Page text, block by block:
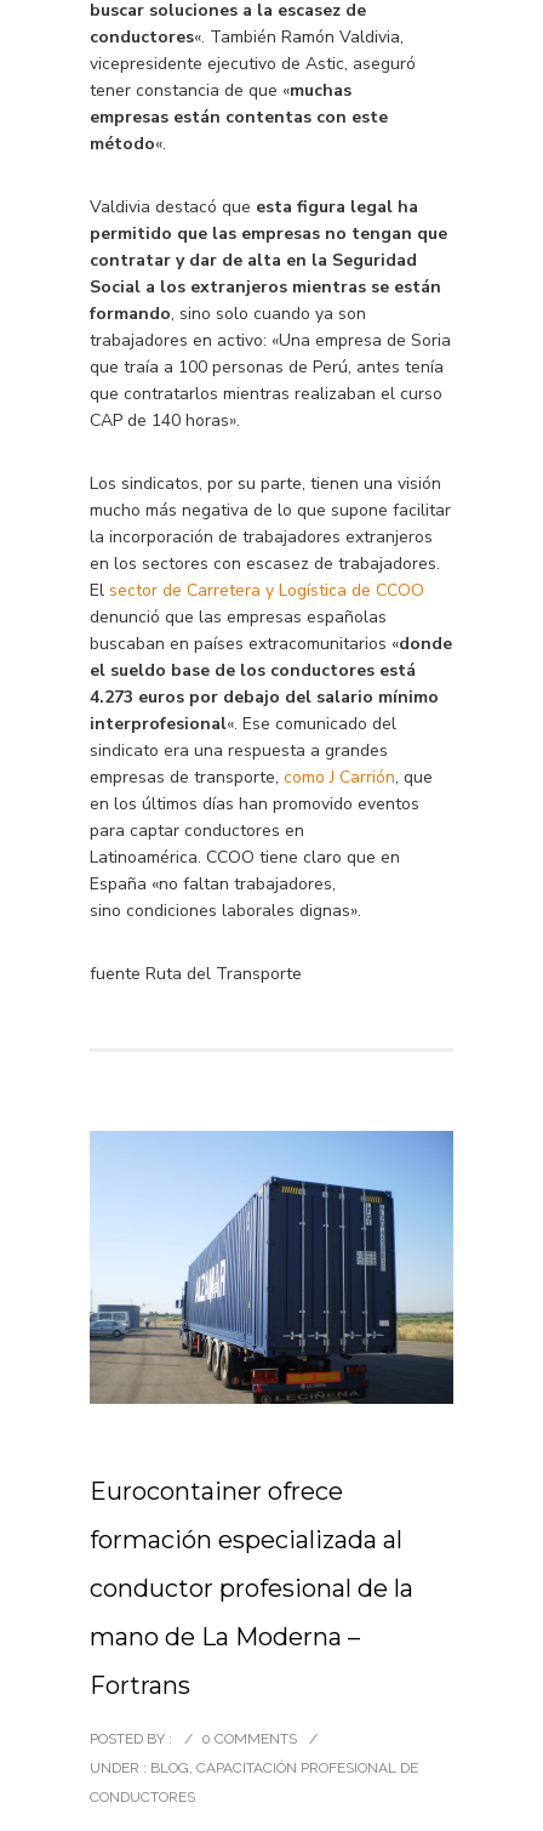
buscar soluciones a la escasez de
conductores«. También Ramón Valdivia,
vicepresidente ejecutivo de Astic, aseguró
tener constancia de que «muchas
empresas están contentas con este
método«.
Valdivia destacó que esta figura legal ha
permitido que las empresas no tengan que
contratar y dar de alta en la Seguridad
Social a los extranjeros mientras se están
formando, sino solo cuando ya son
trabajadores en activo: «Una empresa de Soria
que traía a 100 personas de Perú, antes tenía
que contratarlos mientras realizaban el curso
CAP de 140 horas».
Los sindicatos, por su parte, tienen una visión
mucho más negativa de lo que supone facilitar
la incorporación de trabajadores extranjeros
en los sectores con escasez de trabajadores.
El sector de Carretera y Logística de CCOO
denunció que las empresas españolas
buscaban en países extracomunitarios «donde
el sueldo base de los conductores está
4.273 euros por debajo del salario mínimo
interprofesional«. Ese comunicado del
sindicato era una respuesta a grandes
empresas de transporte, como J Carrión, que
en los últimos días han promovido eventos
para captar conductores en
Latinoamérica. CCOO tiene claro que en
España «no faltan trabajadores,
sino condiciones laborales dignas».
fuente Ruta del Transporte
Eurocontainer ofrece
formación especializada al
conductor profesional de la
mano de La Moderna –
Fortrans
POSTED BY : / 0 COMMENTS
/
UNDER : BLOG CAPACITACIÓN PROFESIONAL DE
CONDUCTORES